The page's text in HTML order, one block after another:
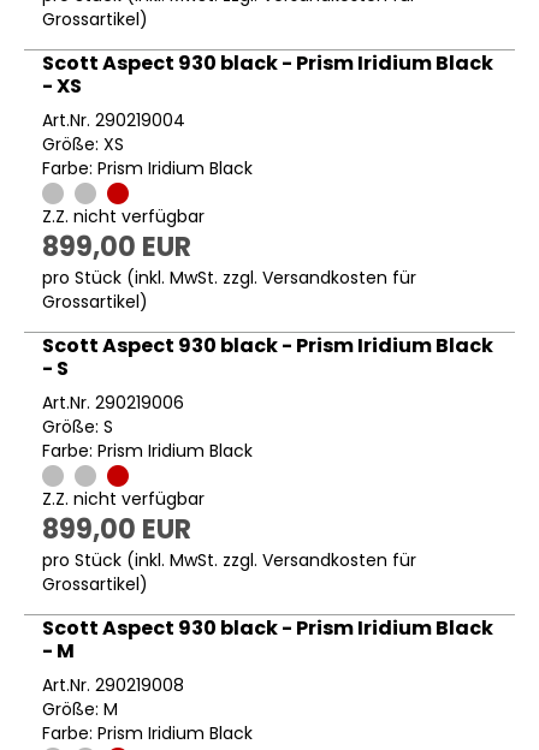
Grossartikel)
Scott Aspect 930 black - Prism Iridium Black
- XS
Art.Nr. 290219004
Größe: XS
Farbe: Prism Iridium Black
Z.Z. nicht verfügbar
899,00 EUR
pro Stück (inkl. MwSt. zzgl. Versandkosten für
Grossartikel)
Scott Aspect 930 black - Prism Iridium Black
- S
Art.Nr. 290219006
Größe: S
Farbe: Prism Iridium Black
Z.Z. nicht verfügbar
899,00 EUR
pro Stück (inkl. MwSt. zzgl. Versandkosten für
Grossartikel)
Scott Aspect 930 black - Prism Iridium Black
- M
Art.Nr. 290219008
Größe: M
Farbe: Prism Iridium Black